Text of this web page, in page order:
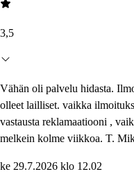
3,5
Vähän oli palvelu hidasta.
olleet lailliset. vaikka
vastausta reklamaatiooni ,
melkein kolme viikkoa. T.
ke 29.7.2026 klo 12.02